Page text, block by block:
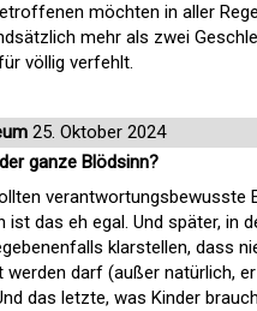
möchten in aller
mehr als zwei
völlig verfehlt.
25. Oktober 2024
ganze Blödsinn?
verantwortungsbewusste
ist das eh egal. Und später, in
klarstellen, dass
werden darf (außer natürlich,
das letzte, was Kinder